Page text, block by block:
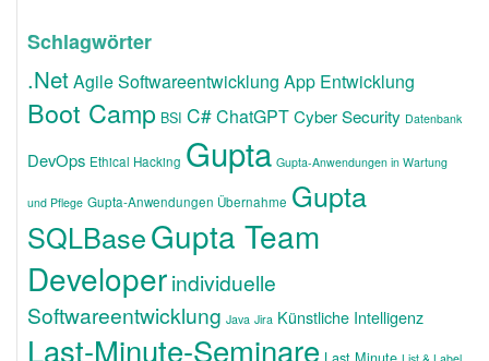
Schlagwörter
.NetAgile Softwareentwicklung App Entwicklung
Boot Camp BSI C#ChatGPTCyber Security Datenbank
DevOps Ethical Hacking Gupta Gupta-Anwendungen in Wartung
und Pflege Gupta-Anwendungen Übernahme Gupta
SQLBaseGupta Team
Developerindividuelle
Softwareentwicklung Java Jira Künstliche Intelligenz
Last-Minute-Seminare